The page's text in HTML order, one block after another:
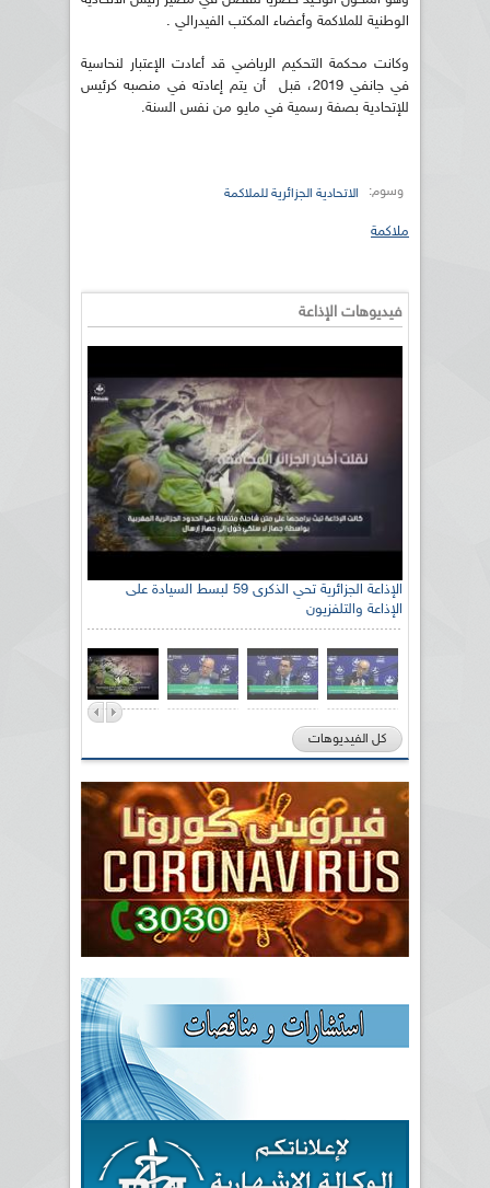
الوطنية للملاكمة وأعضاء المكتب الفيدرالي .
وكانت محكمة التحكيم الرياضي قد أعادت الإعتبار لنحاسية
في جانفي 2019، قبل أن يتم إعادته في منصبه كرئيس
للإتحادية بصفة رسمية في مايو من نفس السنة.
وسوم: الاتحادية الجزائرية للملاكمة
ملاكمة
فيديوهات الإذاعة
الإذاعة الجزائرية تحي الذكرى 59 لبسط السيادة على
الإذاعة والتلفزيون
كل الفيديوهات